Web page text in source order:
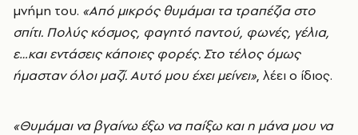
μνήμη του. «Από μικρός θυμάμαι τα τραπέζια στο
σπίτι. Πολύς κόσμος, φαγητό παντού, φωνές, γέλια,
ε…και εντάσεις κάποιες φορές. Στο τέλος όμως
ήμασταν όλοι μαζί. Αυτό μου έχει μείνει», λέει ο ίδιος.
«Θυμάμαι να βγαίνω έξω να παίξω και η μάνα μου να